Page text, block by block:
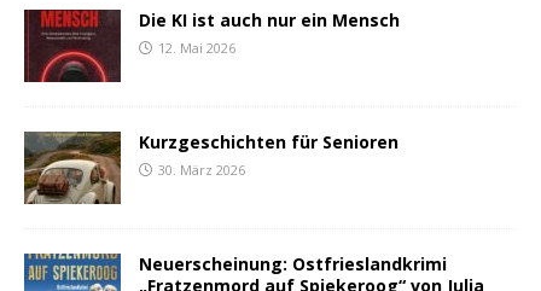
Die KI ist auch nur ein Mensch
12. Mai 2026
Kurzgeschichten für Senioren
30. März 2026
Neuerscheinung: Ostfrieslandkrimi
„Fratzenmord auf Spiekeroog“ von Julia